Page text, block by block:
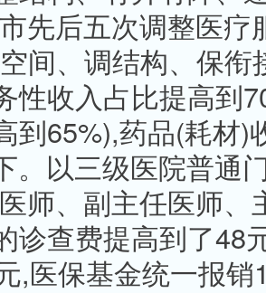
先后五次调整医疗
间、调结构、保衔
性收入占比提高到
到65%),药品(耗材)
。以三级医院普通
师、副主任医师、
诊查费提高到了48
,医保基金统一报销